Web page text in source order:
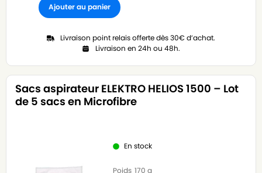
Ajouter au panier
Livraison point relais offerte dès 30€ d’achat.
Livraison en 24h ou 48h.
Sacs aspirateur ELEKTRO HELIOS 1500 – Lot
de 5 sacs en Microfibre
En stock
Poids 170 g